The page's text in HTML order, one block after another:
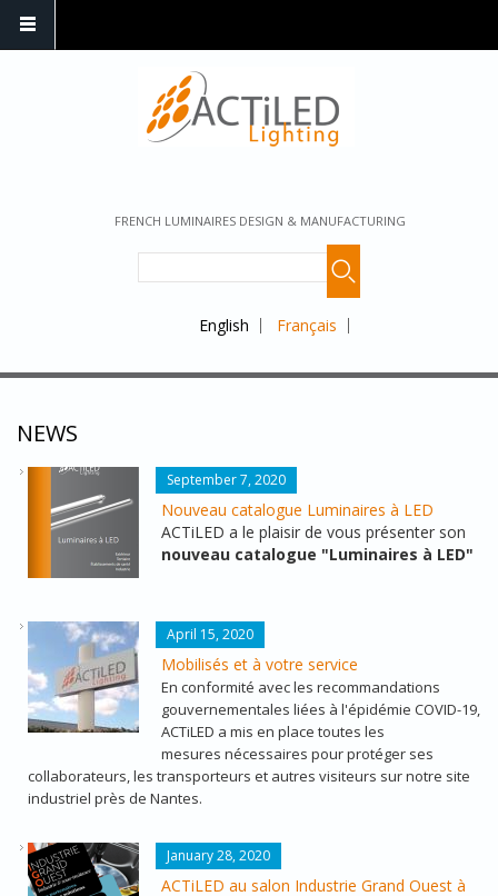
FRENCH LUMINAIRES DESIGN & MANUFACTURING
English Français
NEWS
CATALOGUE_2020_COVER.PNG
September 7, 2020
Nouveau catalogue Luminaires à LED
ACTiLED a le plaisir de vous présenter son
nouveau catalogue "Luminaires à LED"
ACTILED_RUE_LOUIS_LUMIERE.JPG
April 15, 2020
Mobilisés et à votre service
En conformité avec les recommandations
gouvernementales liées à l'épidémie COVID-19,
ACTiLED a mis en place toutes les
mesures nécessaires pour protéger ses
collaborateurs, les transporteurs et autres visiteurs sur notre site
industriel près de Nantes.
IGO2020_300_X_250.PNG
January 28, 2020
ACTiLED au salon Industrie Grand Ouest à